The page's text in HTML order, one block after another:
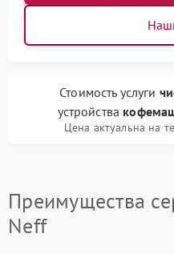
Стоимость услуги
устройства
Цена актуальна на
Преимущества
Neff